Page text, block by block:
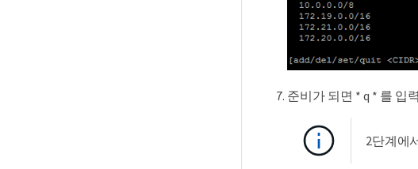
준비가 되면 * q * 를 입
2단계에